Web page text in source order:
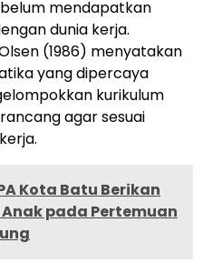
mendapatkan
dunia kerja.
(1986) menyatakan
yang dipercaya
kurikulum
agar sesuai
Kota Batu Berikan
pada Pertemuan